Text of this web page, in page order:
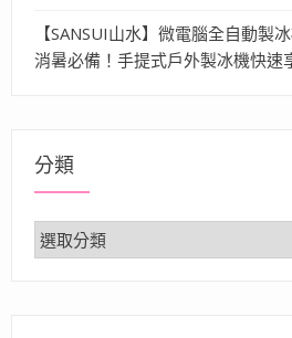
【SANSUI山水】微電腦全自動製
消暑必備！手提式戶外製冰機快速
分類
分
類